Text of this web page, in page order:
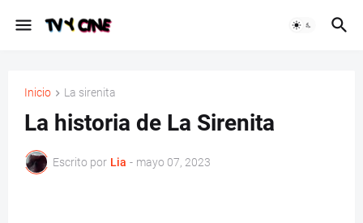
Inicio La sirenita
La historia de La Sirenita
Escrito por Lia - mayo 07, 2023